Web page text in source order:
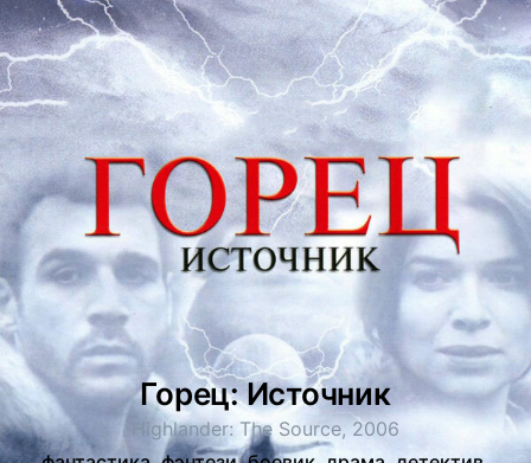
Горец: Источник
Highlander: The Source, 2006